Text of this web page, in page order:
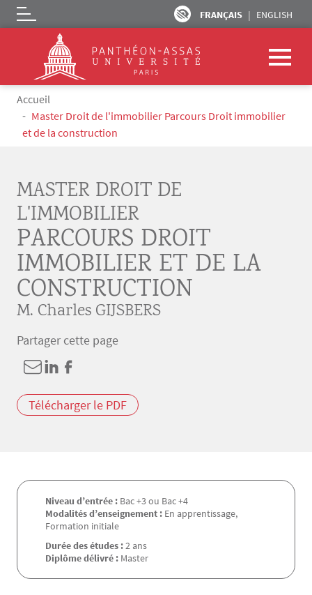
Aller au contenu principal
FRANÇAIS ENGLISH
Logo
Fil d'Ariane
Accueil
Master Droit de l'immobilier Parcours Droit immobilier
et de la construction
MASTER DROIT DE
L'IMMOBILIER
PARCOURS DROIT
IMMOBILIER ET DE LA
CONSTRUCTION
M. Charles GIJSBERS
Partager cette page
Télécharger le PDF
Niveau d’entrée : Bac +3 ou Bac +4
Modalités d’enseignement : En apprentissage,
Formation initiale
Durée des études :2 ans
Diplôme délivré : Master